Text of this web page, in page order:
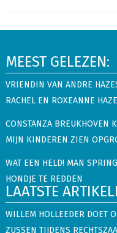
MEEST GELEZEN:
VRIENDIN VAN ANDRE
RACHEL EN ROXEANNE
CONSTANZA BREUKHOVEN
MIJN KINDEREN ZIEN
WAT EEN HELD! MAN
HONDJE TE REDDEN
LAATSTE
WILLEM HOLLEEDER DOET
ZUSSEN TIJDENS